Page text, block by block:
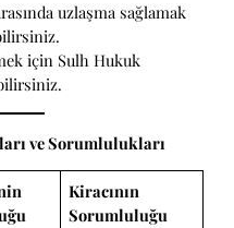
uzlaşma sağlamak
için Sulh Hukuk
ve Sorumlulukları
Kiracının
Sorumluluğu